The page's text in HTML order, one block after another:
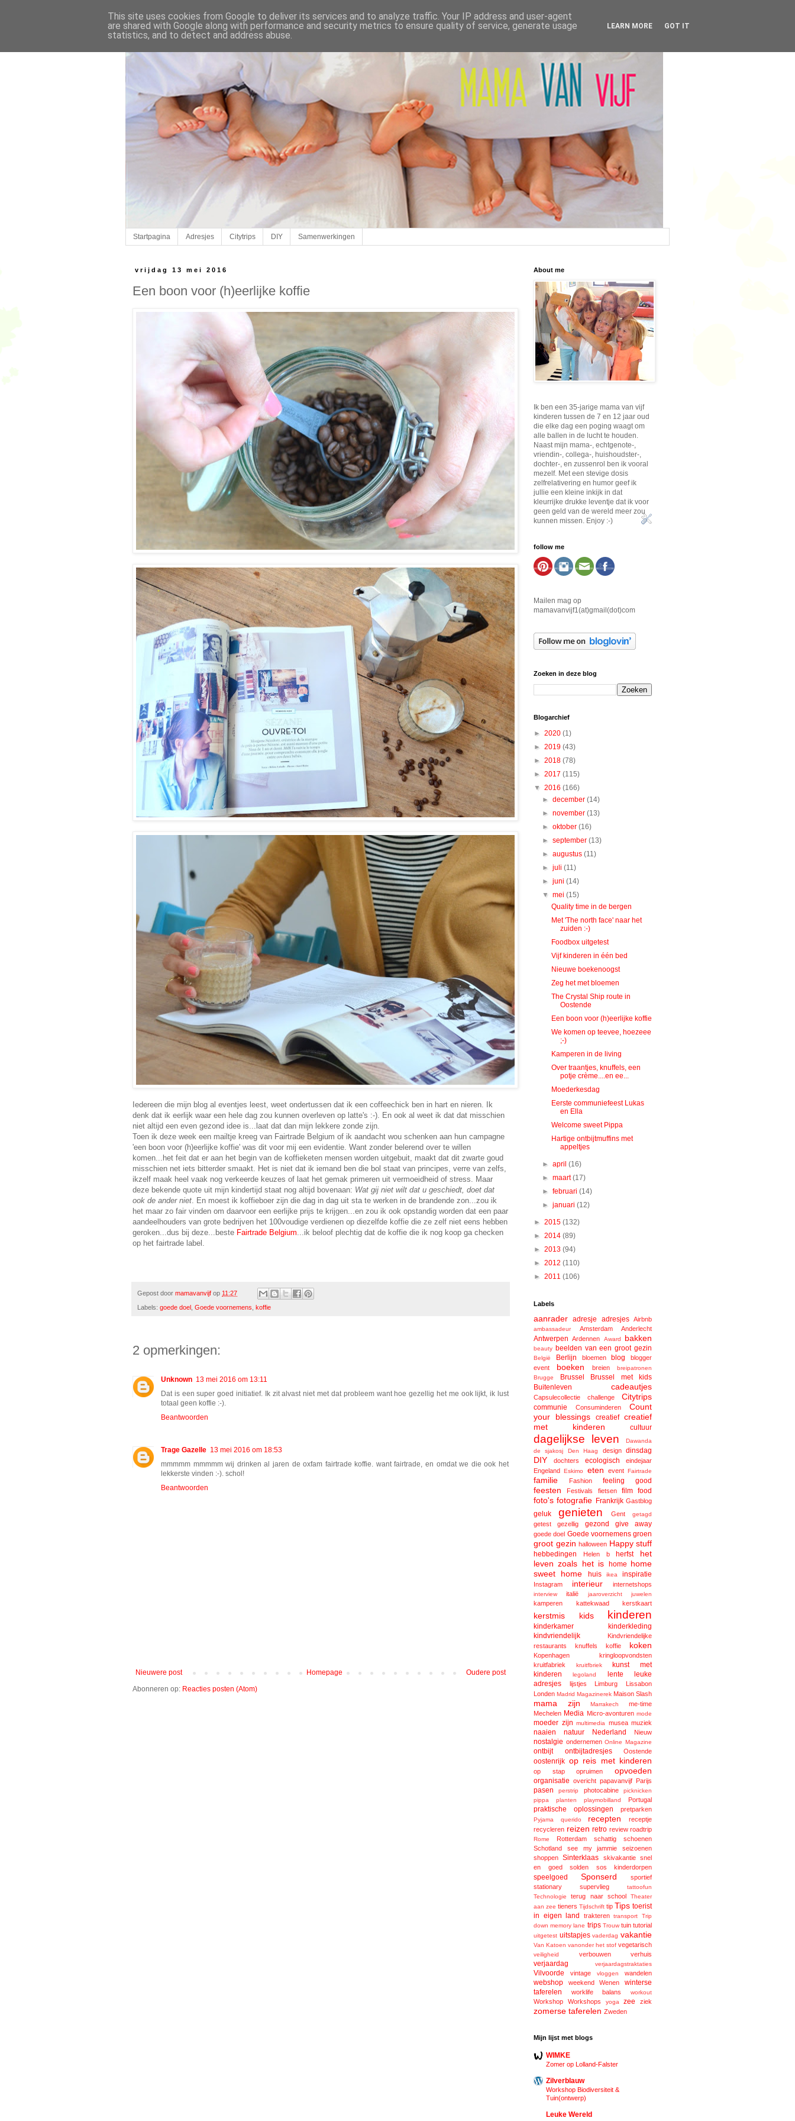
Startpagina Adresjes Citytrips DIY Samenwerkingen
vrijdag 13 mei 2016
Een boon voor (h)eerlijke koffie
Iedereen die mijn blog al eventjes leest, weet ondertussen dat ik een coffeechick ben in hart en nieren. Ik
denk dat ik eerlijk waar een hele dag zou kunnen overleven op latte's :-). En ook al weet ik dat dat misschien
niet altijd een even gezond idee is...laat dat dan mijn lekkere zonde zijn.
Toen ik deze week een mailtje kreeg van Fairtrade Belgium of ik aandacht wou schenken aan hun campagne
'een boon voor (h)eerlijke koffie' was dit voor mij een evidentie. Want zonder belerend over te willen
komen...het feit dat er aan het begin van de koffieketen mensen worden uitgebuit, maakt dat dit zwarte goud
misschien net iets bitterder smaakt. Het is niet dat ik iemand ben die bol staat van principes, verre van zelfs,
ikzelf maak heel vaak nog verkeerde keuzes of laat het gemak primeren uit vermoeidheid of stress. Maar
deze bekende quote uit mijn kindertijd staat nog altijd bovenaan: Wat gij niet wilt dat u geschiedt, doet dat
ook de ander niet . En moest ik koffieboer zijn die dag in dag uit sta te werken in de brandende zon...zou ik
het maar zo fair vinden om daarvoor een eerlijke prijs te krijgen...en zou ik ook opstandig worden dat een paar
aandeelhouders van grote bedrijven het 100voudige verdienen op diezelfde koffie die ze zelf niet eens hebben
geroken...dus bij deze...beste Fairtrade Belgium ...ik beloof plechtig dat de koffie die ik nog koop ga checken
op het fairtrade label.
Gepost door mamavanvijf op 11:27
Labels: goede doel Goede voornemens koffie
2 opmerkingen:
Unknown 13 mei 2016 om 13:11
Dat is een super goed initiatief. Ik zit alvast niet met dat probleem want hoe gezellig het me ook lijkt, ik lust
totaal geen koffie :-).
Beantwoorden
Trage Gazelle 13 mei 2016 om 18:53
mmmmm mmmmm wij drinken al jaren de oxfam fairtrade koffie. want fairtrade, en omdat we die ook het
lekkerste vinden :-). schol!
Beantwoorden
Nieuwere post Oudere post
Homepage
Abonneren op: Reacties posten (Atom)
About me
Ik ben een 35-jarige mama van vijf
kinderen tussen de 7 en 12 jaar oud
die elke dag een poging waagt om
alle ballen in de lucht te houden.
Naast mijn mama-, echtgenote-,
vriendin-, collega-, huishoudster-,
dochter-, en zussenrol ben ik vooral
mezelf. Met een stevige dosis
zelfrelativering en humor geef ik
jullie een kleine inkijk in dat
kleurrijke drukke leventje dat ik voor
geen geld van de wereld meer zou
kunnen missen. Enjoy :-)
follow me
Mailen mag op
mamavanvijf1(at)gmail(dot)com
Zoeken in deze blog
Blogarchief
► 2020 (1)
► 2019 (43)
► 2018 (78)
► 2017 (115)
▼ 2016 (166)
►december(14)
►november(13)
►oktober(16)
►september(13)
►augustus(11)
►juli(11)
►juni(14)
▼mei(15)
Quality time in de bergen
Met 'The north face' naar het
zuiden :-)
Foodbox uitgetest
Vijf kinderen in één bed
Nieuwe boekenoogst
Zeg het met bloemen
The Crystal Ship route in
Oostende
Een boon voor (h)eerlijke koffie
We komen op teevee, hoezeee
;-)
Kamperen in de living
Over traantjes, knuffels, een
potje crème....en ee...
Moederkesdag
Eerste communiefeest Lukas
en Ella
Welcome sweet Pippa
Hartige ontbijtmuffins met
appeltjes
►april(16)
►maart(17)
►februari(14)
►januari(12)
► 2015 (132)
► 2014 (89)
► 2013 (94)
► 2012 (110)
► 2011 (106)
Labels
aanrader adresje adresjes Airbnb
ambassadeur Amsterdam Anderlecht
Antwerpen Ardennen Award bakken
beauty beelden van een groot gezin
België Berlijn bloemen blog
blogger
event
boeken breien
breipatronen
Brugge
Brussel
Brussel met kids
Buitenleven
cadeautjes
Capsulecollectie challenge Citytrips
communie Consuminderen
Count
your blessings
creatief creatief
met kinderen
cultuur
dagelijkse leven
Dawanda
de sjakosj
Den Haag design dinsdag
DIY dochters ecologisch
eindejaar
Engeland
Eskimo eten event Fairtrade
familie Fashion feeling good
feesten Festivals fietsen film food
foto's fotografie Frankrijk Gastblog
geluk genieten Gent getagd
getest gezellig gezond give away
goede doel Goede voornemens groen
groot gezin halloween Happy stuff
hebbedingen Helen b herfst
het
leven zoals het is
home home
sweet home
huis ikea inspiratie
Instagram interieur internetshops
interview italië jaaroverzicht juwelen
kamperen kattekwaad kerstkaart
kerstmis kids kinderen
kinderkamer
kinderkleding
kindvriendelijk
Kindvriendelijke
restaurants
knuffels koffie koken
Kopenhagen
kringloopvondsten
kruitfabriek
kruitfbriek
kunst met
kinderen
legoland lente
leuke
adresjes
lijstjes Limburg
Lissabon
Londen Madrid Magazinerek Maison Slash
mama zijn Marrakech
me-time
Mechelen Media Micro-avonturen mode
moeder zijn multimedia musea muziek
naaien natuur Nederland Nieuw
nostalgie ondernemen Online Magazine
ontbijt ontbijtadresjes Oostende
oostenrijk op reis met kinderen
op stap opruimen opvoeden
organisatie overicht papavanvijf Parijs
pasen perstrip photocabine
picknicken
pippa
planten playmobilland Portugal
praktische oplossingen pretparken
Pyjama querido recepten
receptje
recycleren reizen retro review roadtrip
Rome Rotterdam schattig
schoenen
Schotland
see my jammie
seizoenen
shoppen
Sinterklaas skivakantie
snel
en goed
solden sos kinderdorpen
speelgoed Sponserd
sportief
stationary
supervlieg
tattoofun
Technologie
terug naar school
Theater
aan zee tieners Tijdschrift tip Tips toerist
in eigen land
trakteren transport
Trip
down memory lane trips Trouw tuin tutorial
uitgetest uitstapjes vaderdag vakantie
Van Katoen vanonder het stof vegetarisch
veiligheid verbouwen verhuis
verjaardag verjaardagstraktaties
Vilvoorde vintage vloggen wandelen
webshop weekend Wenen
winterse
taferelen
worklife balans workout
Workshop Workshops yoga zee ziek
zomerse taferelen Zweden
Mijn lijst met blogs
WIMKE
Zomer op Lolland-Falster
Zilverblauw
Workshop Biodiversiteit &
Tuin(ontwerp)
Leuke Wereld
This site uses cookies from Google to deliver its services and to analyze traffic. Your IP address and user-agent
are shared with Google along with performance and security metrics to ensure quality of service, generate usage
statistics, and to detect and address abuse.
LEARN MORE GOT IT